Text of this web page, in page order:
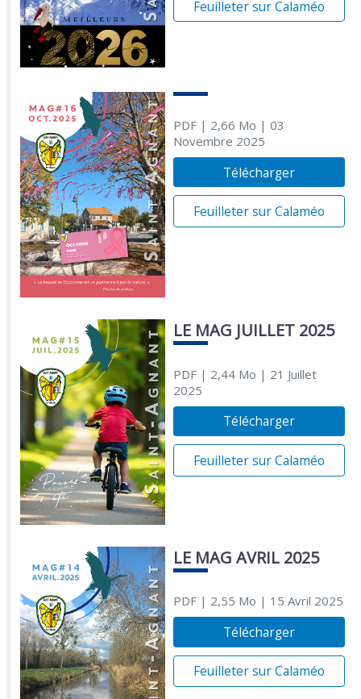
Feuilleter sur Calaméo
PDF| 2,66 Mo | 03
Novembre 2025
Télécharger
Feuilleter sur Calaméo
LE MAG JUILLET 2025
PDF| 2,44 Mo | 21 Juillet
2025
Télécharger
Feuilleter sur Calaméo
LE MAG AVRIL 2025
PDF| 2,55 Mo | 15 Avril 2025
Télécharger
Feuilleter sur Calaméo